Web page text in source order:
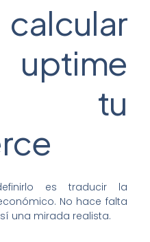
tu
es traducir la
No hace falta
una mirada realista.